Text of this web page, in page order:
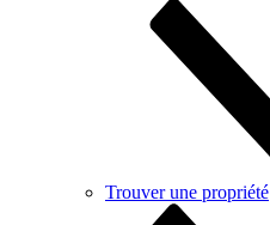
Trouver une propriété